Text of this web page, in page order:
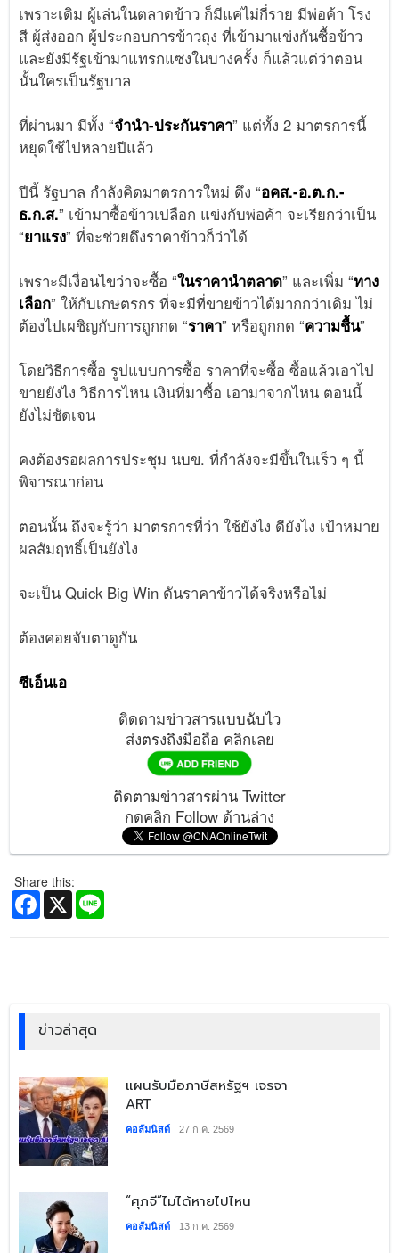
เพราะเดิม ผู้เล่นในตลาดข้าว ก็มีแค่ไม่กี่ราย มีพ่อค้า โรง
สี ผู้ส่งออก ผู้ประกอบการข้าวถุง ที่เข้ามาแข่งกันซื้อข้าว
และยังมีรัฐเข้ามาแทรกแซงในบางครั้ง ก็แล้วแต่ว่าตอน
นั้นใครเป็นรัฐบาล
ที่ผ่านมา มีทั้ง “จำนำ-ประกันราคา” แต่ทั้ง 2 มาตรการนี้
หยุดใช้ไปหลายปีแล้ว
ปีนี้ รัฐบาล กำลังคิดมาตรการใหม่ ดึง “อคส.-อ.ต.ก.-
ธ.ก.ส.” เข้ามาซื้อข้าวเปลือก แข่งกับพ่อค้า จะเรียกว่าเป็น
“ยาแรง” ที่จะช่วยดึงราคาข้าวก็ว่าได้
เพราะมีเงื่อนไขว่าจะซื้อ “ในราคานำตลาด” และเพิ่ม “ทาง
เลือก” ให้กับเกษตรกร ที่จะมีที่ขายข้าวได้มากกว่าเดิม ไม่
ต้องไปเผชิญกับการถูกกด “ราคา” หรือถูกกด “ความชื้น”
โดยวิธีการซื้อ รูปแบบการซื้อ ราคาที่จะซื้อ ซื้อแล้วเอาไป
ขายยังไง วิธีการไหน เงินที่มาซื้อ เอามาจากไหน ตอนนี้
ยังไม่ชัดเจน
คงต้องรอผลการประชุม นบข. ที่กำลังจะมีขึ้นในเร็ว ๆ นี้
พิจารณาก่อน
ตอนนั้น ถึงจะรู้ว่า มาตรการที่ว่า ใช้ยังไง ดียังไง เป้าหมาย
ผลสัมฤทธิ์เป็นยังไง
จะเป็น Quick Big Win ดันราคาข้าวได้จริงหรือไม่
ต้องคอยจับตาดูกัน
ซีเอ็นเอ
ติดตามข่าวสารแบบฉับไว
ส่งตรงถึงมือถือ คลิกเลย
ติดตามข่าวสารผ่าน Twitter
กดคลิก Follow ด้านล่าง
Share this:
Facebook
X
ข่าวล่าสุด
​แผนรับมือภาษีสหรัฐฯ เจรจา
ART
คอลัมนิสต์ 27 ก.ค. 2569
​“ศุภจี”ไม่ได้หายไปไหน
คอลัมนิสต์ 13 ก.ค. 2569